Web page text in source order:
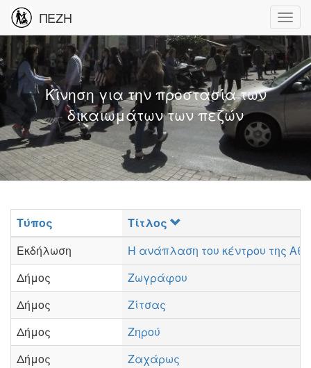
ΠΕΖΗ
Κίνηση για την προστασία των
δικαιωμάτων των πεζών
Τύπος
Τίτλος
Εκδήλωση
Η ανάπλαση του κέντρου της
Δήμος
Ζωγράφου
Δήμος
Ζίτσας
Δήμος
Ζηρού
Δήμος
Ζαχάρως